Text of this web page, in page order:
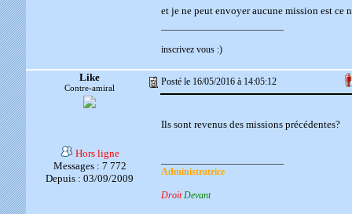
et je ne peut envoyer aucune mission est ce
inscrivez vous :)
Like
Contre-amiral
Posté le 16/05/2016 à 14:05:12
Hors ligne
Messages : 7 772
Depuis : 03/09/2009
Ils sont revenus des missions précédentes?
Administratrice
Droit Devant